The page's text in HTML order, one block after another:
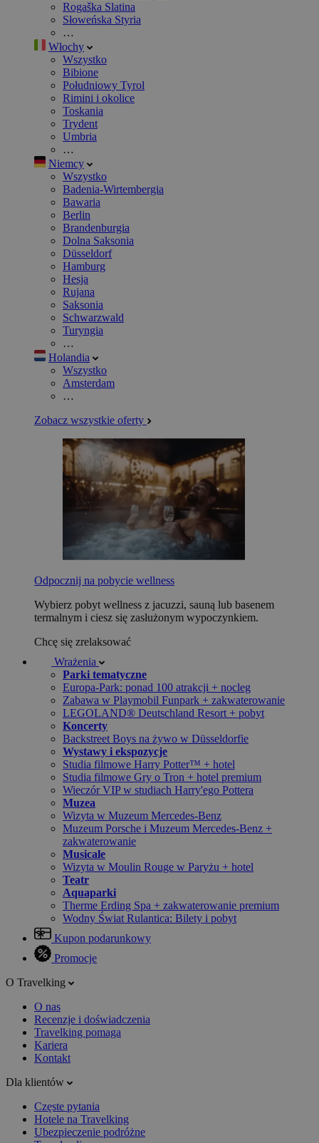
Rogaška Slatina
Słoweńska Styria
…
Włochy
Wszystko
Bibione
Południowy Tyrol
Rimini i okolice
Toskania
Trydent
Umbria
…
Niemcy
Wszystko
Badenia-Wirtembergia
Bawaria
Berlin
Brandenburgia
Dolna Saksonia
Düsseldorf
Hamburg
Hesja
Rujana
Saksonia
Schwarzwald
Turyngia
…
Holandia
Wszystko
Amsterdam
…
Zobacz wszystkie oferty
Odpocznij na pobycie wellness
Wybierz pobyt wellness z jacuzzi, sauną lub basenem
termalnym i ciesz się zasłużonym wypoczynkiem.
Chcę się zrelaksować
Wrażenia
Parki tematyczne
Europa-Park: ponad 100 atrakcji + nocleg
Zabawa w Playmobil Funpark + zakwaterowanie
LEGOLAND® Deutschland Resort + pobyt
Koncerty
Backstreet Boys na żywo w Düsseldorfie
Wystawy i ekspozycje
Studia filmowe Harry Potter™ + hotel
Studia filmowe Gry o Tron + hotel premium
Wieczór VIP w studiach Harry'ego Pottera
Muzea
Wizyta w Muzeum Mercedes-Benz
Muzeum Porsche i Muzeum Mercedes-Benz +
zakwaterowanie
Musicale
Wizyta w Moulin Rouge w Paryżu + hotel
Teatr
Aquaparki
Therme Erding Spa + zakwaterowanie premium
Wodny Świat Rulantica: Bilety i pobyt
Kupon podarunkowy
Promocje
O Travelking
O nas
Recenzje i doświadczenia
Travelking pomaga
Kariera
Kontakt
Dla klientów
Częste pytania
Hotele na Travelking
Ubezpieczenie podróżne